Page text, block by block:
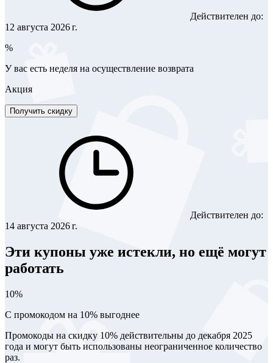
Действителен до:
12 августа 2026 г.
%
У вас есть неделя на осуществление возврата
Акция
Получить скидку
Действителен до:
14 августа 2026 г.
Эти купоны уже истекли, но ещё могут
работать
10%
С промокодом на 10% выгоднее
Промокоды на скидку 10% действительны до декабря 2025
года и могут быть использованы неограниченное количество
раз.